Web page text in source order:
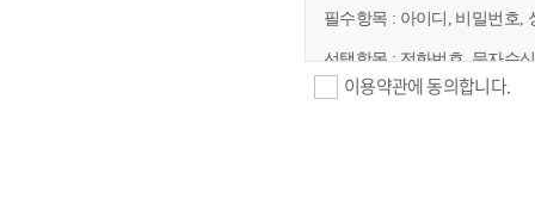
필수항목 : 아이디, 비밀번호,
선택항목 : 전화번호, 문자수
이용약관에 동의합니다.